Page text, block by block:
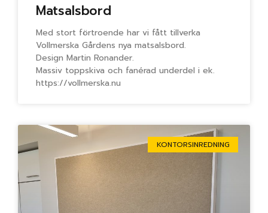
Matsalsbord
Med stort förtroende har vi fått tillverka
Vollmerska Gårdens nya matsalsbord.
Design Martin Ronander.
Massiv toppskiva och fanérad underdel i ek.
https://vollmerska.nu
KONTORSINREDNING